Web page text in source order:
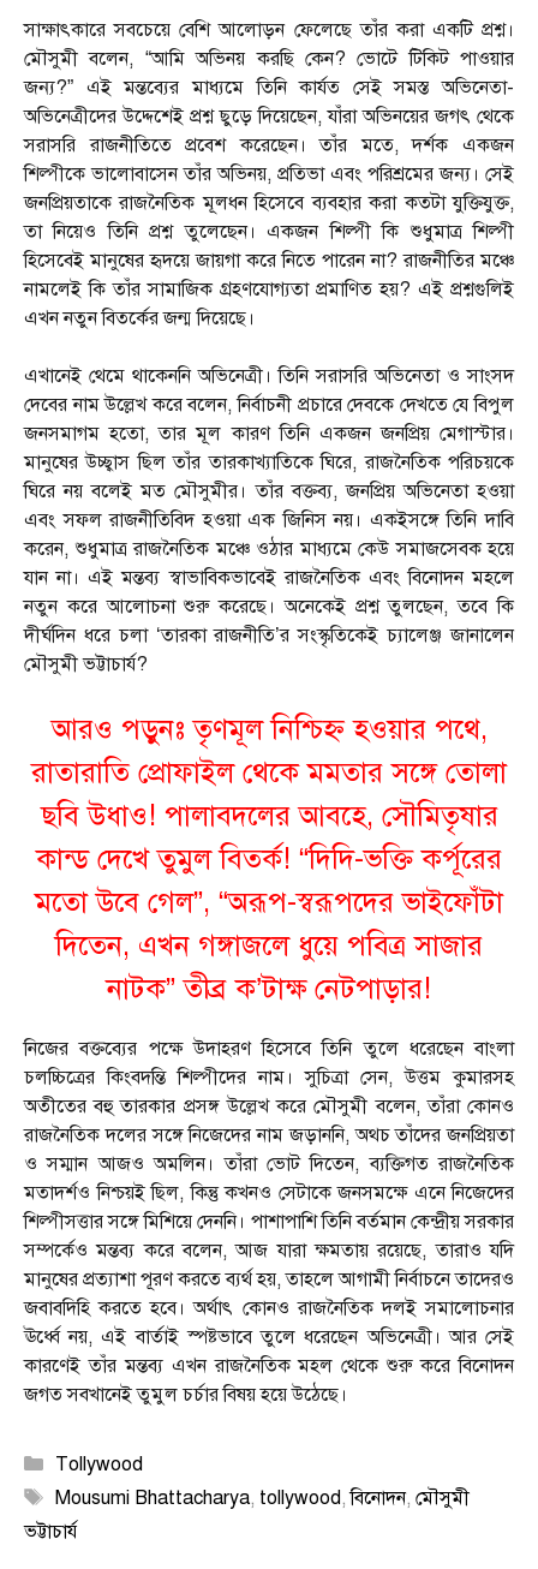
সাক্ষাৎকারে সবচেয়ে বেশি আলোড়ন ফেলেছে তাঁর করা একটি প্রশ্ন।
মৌসুমী বলেন, “আমি অভিনয় করছি কেন? ভোটে টিকিট পাওয়ার
জন্য?” এই মন্তব্যের মাধ্যমে তিনি কার্যত সেই সমস্ত অভিনেতা-
অভিনেত্রীদের উদ্দেশেই প্রশ্ন ছুড়ে দিয়েছেন, যাঁরা অভিনয়ের জগৎ থেকে
সরাসরি রাজনীতিতে প্রবেশ করেছেন। তাঁর মতে, দর্শক একজন
শিল্পীকে ভালোবাসেন তাঁর অভিনয়, প্রতিভা এবং পরিশ্রমের জন্য। সেই
জনপ্রিয়তাকে রাজনৈতিক মূলধন হিসেবে ব্যবহার করা কতটা যুক্তিযুক্ত,
তা নিয়েও তিনি প্রশ্ন তুলেছেন। একজন শিল্পী কি শুধুমাত্র শিল্পী
হিসেবেই মানুষের হৃদয়ে জায়গা করে নিতে পারেন না? রাজনীতির মঞ্চে
নামলেই কি তাঁর সামাজিক গ্রহণযোগ্যতা প্রমাণিত হয়? এই প্রশ্নগুলিই
এখন নতুন বিতর্কের জন্ম দিয়েছে।
এখানেই থেমে থাকেননি অভিনেত্রী। তিনি সরাসরি অভিনেতা ও সাংসদ
দেবের নাম উল্লেখ করে বলেন, নির্বাচনী প্রচারে দেবকে দেখতে যে বিপুল
জনসমাগম হতো, তার মূল কারণ তিনি একজন জনপ্রিয় মেগাস্টার।
মানুষের উচ্ছ্বাস ছিল তাঁর তারকাখ্যাতিকে ঘিরে, রাজনৈতিক পরিচয়কে
ঘিরে নয় বলেই মত মৌসুমীর। তাঁর বক্তব্য, জনপ্রিয় অভিনেতা হওয়া
এবং সফল রাজনীতিবিদ হওয়া এক জিনিস নয়। একইসঙ্গে তিনি দাবি
করেন, শুধুমাত্র রাজনৈতিক মঞ্চে ওঠার মাধ্যমে কেউ সমাজসেবক হয়ে
যান না। এই মন্তব্য স্বাভাবিকভাবেই রাজনৈতিক এবং বিনোদন মহলে
নতুন করে আলোচনা শুরু করেছে। অনেকেই প্রশ্ন তুলছেন, তবে কি
দীর্ঘদিন ধরে চলা ‘তারকা রাজনীতি’র সংস্কৃতিকেই চ্যালেঞ্জ জানালেন
মৌসুমী ভট্টাচার্য?
আরও পড়ুনঃতৃণমূল নিশ্চিহ্ন হ‌ওয়ার পথে,
রাতারাতি প্রোফাইল থেকে মমতার সঙ্গে তোলা
ছবি উধাও! পালাবদলের আবহে, সৌমিতৃষার
কান্ড দেখে তুমুল বিতর্ক! “দিদি-ভক্তি কর্পূরের
মতো উবে গেল”, “অরূপ-স্বরূপদের ভাইফোঁটা
দিতেন, এখন গঙ্গাজলে ধুয়ে পবিত্র সাজার
নাটক” তীব্র ক’টাক্ষ নেটপাড়ার!
নিজের বক্তব্যের পক্ষে উদাহরণ হিসেবে তিনি তুলে ধরেছেন বাংলা
চলচ্চিত্রের কিংবদন্তি শিল্পীদের নাম। সুচিত্রা সেন, উত্তম কুমারসহ
অতীতের বহু তারকার প্রসঙ্গ উল্লেখ করে মৌসুমী বলেন, তাঁরা কোনও
রাজনৈতিক দলের সঙ্গে নিজেদের নাম জড়াননি, অথচ তাঁদের জনপ্রিয়তা
ও সম্মান আজও অমলিন। তাঁরা ভোট দিতেন, ব্যক্তিগত রাজনৈতিক
মতাদর্শও নিশ্চয়ই ছিল, কিন্তু কখনও সেটাকে জনসমক্ষে এনে নিজেদের
শিল্পীসত্তার সঙ্গে মিশিয়ে দেননি। পাশাপাশি তিনি বর্তমান কেন্দ্রীয় সরকার
সম্পর্কেও মন্তব্য করে বলেন, আজ যারা ক্ষমতায় রয়েছে, তারাও যদি
মানুষের প্রত্যাশা পূরণ করতে ব্যর্থ হয়, তাহলে আগামী নির্বাচনে তাদেরও
জবাবদিহি করতে হবে। অর্থাৎ কোনও রাজনৈতিক দলই সমালোচনার
ঊর্ধ্বে নয়, এই বার্তাই স্পষ্টভাবে তুলে ধরেছেন অভিনেত্রী। আর সেই
কারণেই তাঁর মন্তব্য এখন রাজনৈতিক মহল থেকে শুরু করে বিনোদন
জগত সবখানেই তুমুল চর্চার বিষয় হয়ে উঠেছে।
Categories
Tollywood
Tags
Mousumi Bhattacharya, tollywood,বিনোদন, মৌসুমী
ভট্টাচার্য